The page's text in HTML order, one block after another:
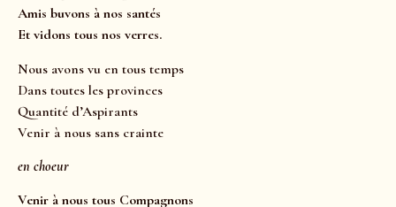
Amis buvons à nos santés
Et vidons tous nos verres.
Nous avons vu en tous temps
Dans toutes les provinces
Quantité d’Aspirants
Venir à nous sans crainte
en choeur
Venir à nous tous Compagnons